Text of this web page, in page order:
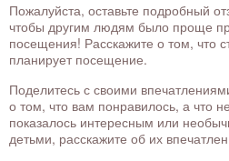
Пожалуйста, оставьте подробный
чтобы другим людям было проще
посещения! Расскажите о том, что
планирует посещение.
Поделитесь с своими
о том, что вам понравилось, а что
показалось интересным или
детьми, расскажите об их